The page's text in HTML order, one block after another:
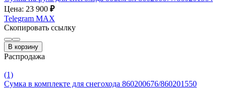
Цена: 23 900 ₽
Telegram MAX
Скопировать ссылку
В корзину
Распродажа
(1)
Сумка в комплекте для снегохода 860200676/860201550